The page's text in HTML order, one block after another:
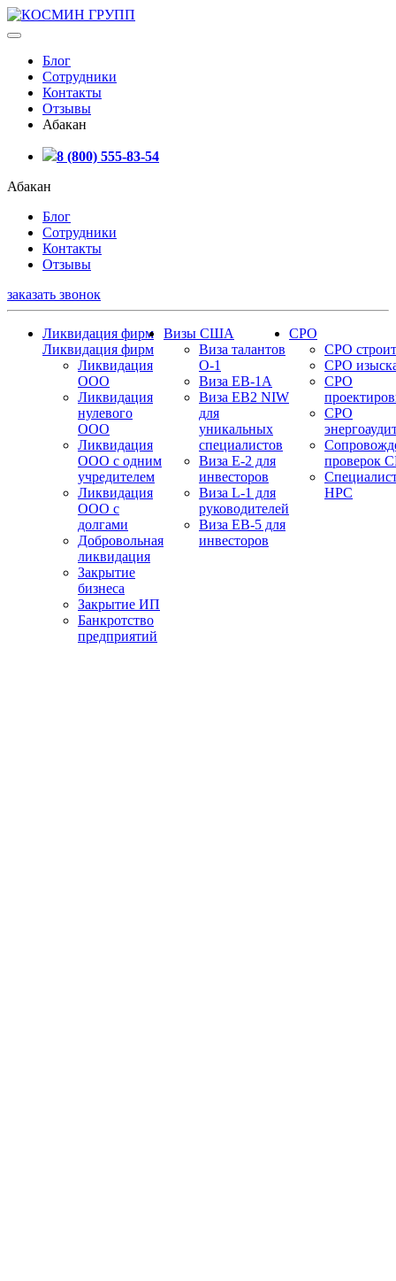
Блог
Сотрудники
Контакты
Отзывы
Абакан
8 (800) 555-83-54
Абакан
Блог
Сотрудники
Контакты
Отзывы
заказать звонок
Ликвидация фирм
Ликвидация фирм
Ликвидация
ООО
Ликвидация
нулевого
ООО
Ликвидация
ООО с одним
учредителем
Ликвидация
ООО с
долгами
Добровольная
ликвидация
Закрытие
бизнеса
Закрытие ИП
Банкротство
предприятий
Визы США
Виза талантов
О-1
Виза EB-1A
Виза EB2 NIW
для
уникальных
специалистов
Виза E-2 для
инвесторов
Виза L-1 для
руководителей
Виза EB-5 для
инвесторов
СРО
СРО
СРО
СРО
СРО
проверок
НРС